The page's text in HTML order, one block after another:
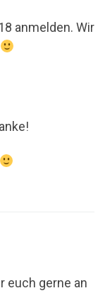
anmelden. Wir
euch gerne an